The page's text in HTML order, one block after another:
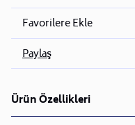
Favorilere Ekle
Paylaş
Ürün Özellikleri